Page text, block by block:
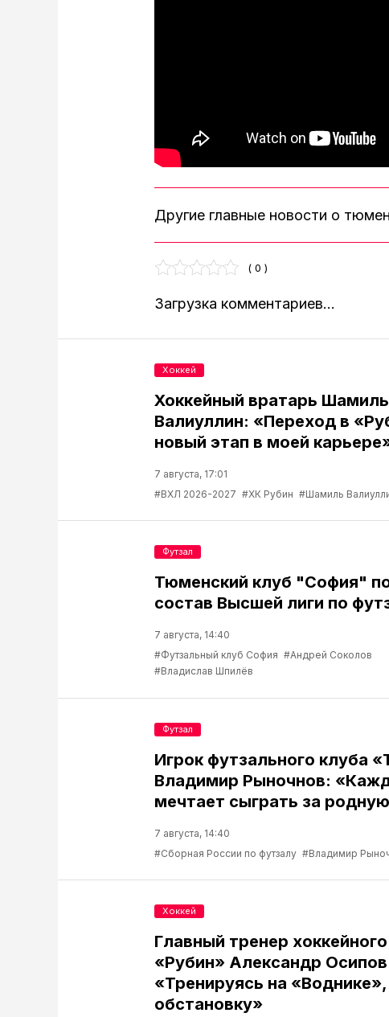
Другие главные новости о
( 0 )
Загрузка комментариев...
Хоккейный вратарь Шамиль
Валиуллин: «Переход в
новый этап в моей
7 августа, 17:01
#ВХЛ 2026-2027 #ХК Рубин #Шамиль
Хоккей
Тюменский клуб "София"
состав Высшей лиги по
7 августа, 14:40
#Футзальный клуб София #Андрей Соколов
#Владислав Шпилёв
Футзал
Игрок футзального клуба
Владимир Рыночнов:
мечтает сыграть за
7 августа, 14:40
#Сборная России по футзалу #Владимир
Футзал
Главный тренер
«Рубин» Александр
«Тренируясь на
обстановку»
Хоккей